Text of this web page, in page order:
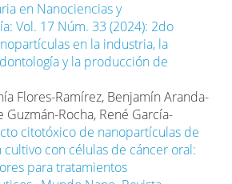
en Nanociencias y
Vol. 17 Núm. 33 (2024): 2do
en la industria, la
y la producción de
Flores-Ramírez, Benjamín Aranda-
Guzmán-Rocha, René García-
citotóxico de nanopartículas de
cultivo con células de cáncer oral:
para tratamientos